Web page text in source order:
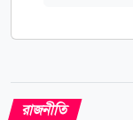
রাজনীতি